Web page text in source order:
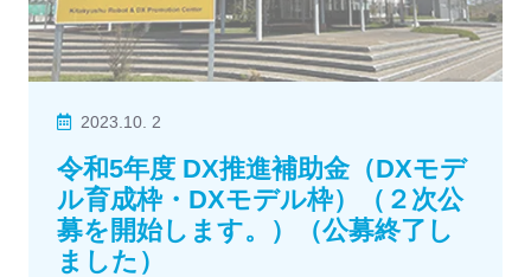
2023.10. 2
令和5年度 DX推進補助金（DXモデ
ル育成枠・DXモデル枠）（２次公
募を開始します。）（公募終了し
ました）